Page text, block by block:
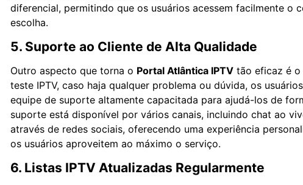
diferencial, permitindo que os usuários acessem facilmente o
escolha.
5. Suporte ao Cliente de Alta Qualidade
Outro aspecto que torna o Portal Atlântica IPTV tão eficaz é o
teste IPTV, caso haja qualquer problema ou dúvida, os
equipe de suporte altamente capacitada para ajudá-los de
suporte está disponível por vários canais, incluindo chat ao
através de redes sociais, oferecendo uma experiência
os usuários aproveitem ao máximo o serviço.
6. Listas IPTV Atualizadas Regularmente